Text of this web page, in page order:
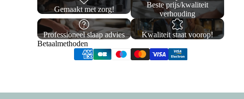
Opberg
Gemaakt met zorg!
Beste prijs/kwaliteit
verhouding
Professioneel slaap advies
Kwaliteit staat voorop!
Betaalmethoden
Verzendbeleid